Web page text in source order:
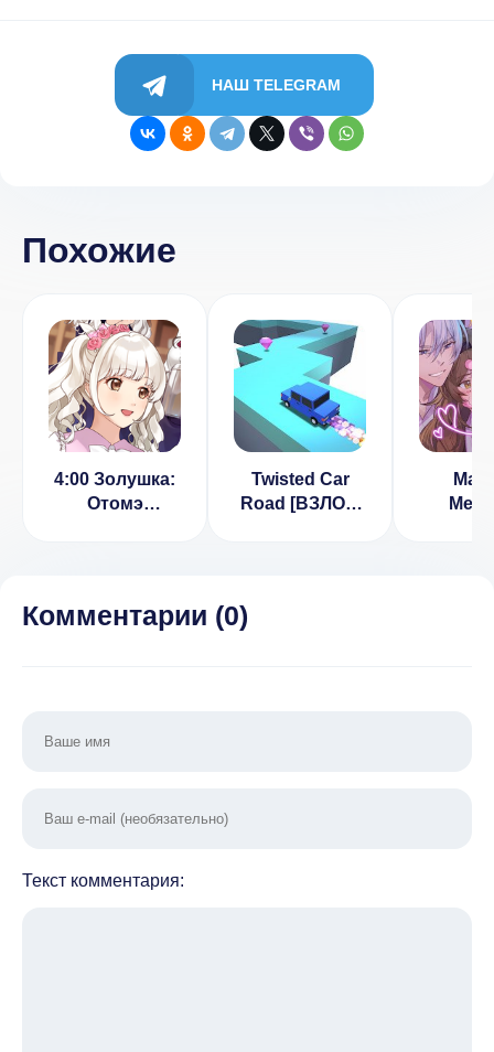
НАШ TELEGRAM
Похожие
4:00 Золушка:
Отомэ
Twisted Car
Road [ВЗЛОМ
Комментарии (0)
Текст комментария: